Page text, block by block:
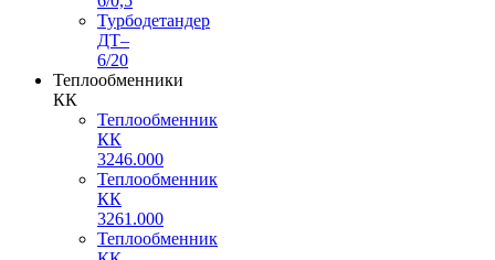
Турбодетандер
ДТ–
6/20
Теплообменники
КК
Теплообменник
КК
3246.000
Теплообменник
КК
3261.000
Теплообменник